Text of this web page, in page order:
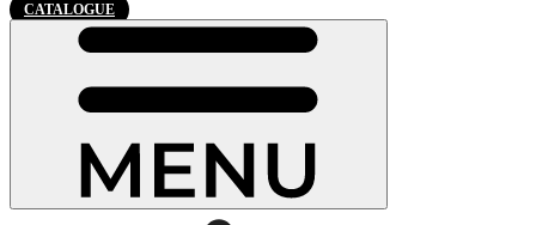
CATALOGUE